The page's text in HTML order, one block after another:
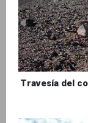
Travesía del